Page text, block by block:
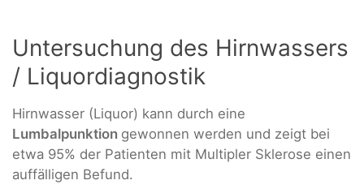
Untersuchung des Hirnwassers
/ Liquordiagnostik
Hirnwasser (Liquor) kann durch eine
Lumbalpunktion gewonnen werden und zeigt bei
etwa 95% der Patienten mit Multipler Sklerose einen
auffälligen Befund.